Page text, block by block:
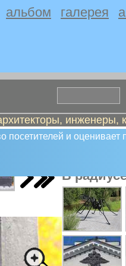
альбом галерея
инженеры,
и оценивает
В